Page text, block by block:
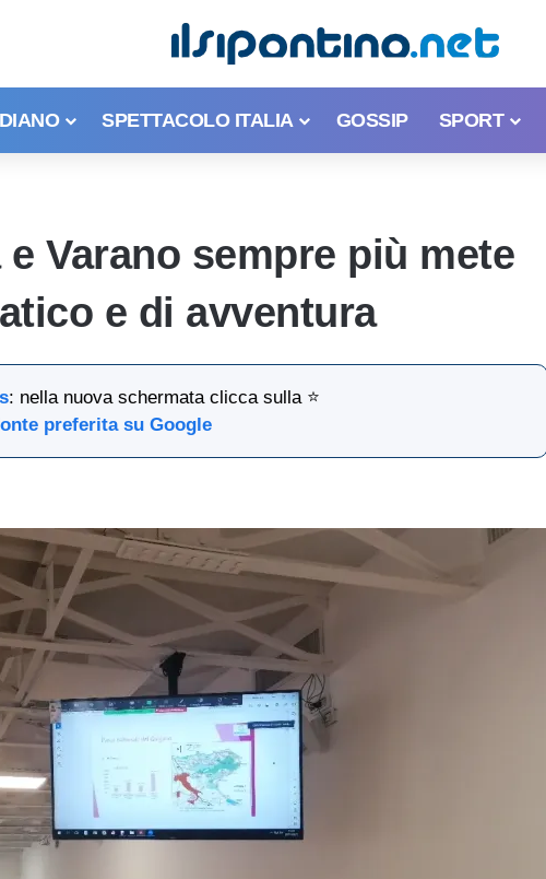
SPETTACOLO ITALIA GOSSIP SPORT
Varano sempre più mete
e di avventura
: nella nuova schermata clicca sulla ⭐
preferita su Google